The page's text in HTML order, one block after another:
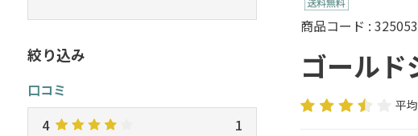
検査キット ペット用品
極冷メントールで、夏の頭皮スト
当店スタッフが贈る音声プログラム
商品コード : 325053
ゴールド
平
絞り込み
口コミ
4
1